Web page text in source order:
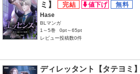
ミ】
Hase
BLマンガ
1～5巻
0pt～65pt
レビュー投稿数0件
ディレッタント【タテヨミ】